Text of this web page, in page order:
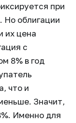
при
Но облигации
их цена
с
8% в год
что и
Значит,
Именно для